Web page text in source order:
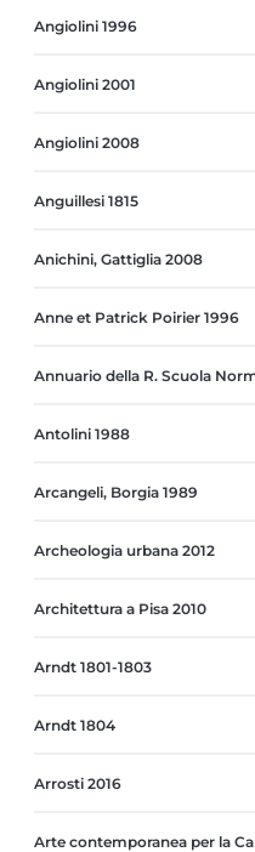
Angiolini 1996
Angiolini 2001
Angiolini 2008
Anguillesi 1815
Anichini, Gattiglia 2008
Anne et Patrick Poirier 1996
Annuario della R. Scuola
Antolini 1988
Arcangeli, Borgia 1989
Archeologia urbana 2012
Architettura a Pisa 2010
Arndt 1801-1803
Arndt 1804
Arrosti 2016
Arte contemporanea per la